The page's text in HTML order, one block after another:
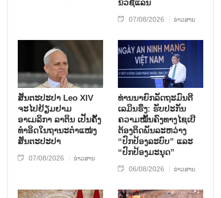
ນິວ​ຊີ​ແລນ
07/08/2026 ຂ່າວສານ
ສັນຕະປະປາ Leo XIV
ຈະໄປຢ້ຽມຢາມ
ອາເມລິກາ ລາຕິນ ເປັນຄັ້ງ
ທຳອິດໃນຖານະຕຳແໜ່ງ
ສັນຕະປະປາ
07/08/2026 ຂ່າວສານ
ທ່ານນາຍົກລັດຖະມົນຕີ
ເລມິນຮຶງ: ຮັບປະກັນ
ຄວາມໝັ້ນຄົງທາງໄຊເບີ
ຕ້ອງຕິດພັນລະຫວ່າງ
“ປົກປ້ອງລະບົບ” ແລະ
“ປົກປ້ອງມະນຸດ”
06/08/2026 ຂ່າວສານ